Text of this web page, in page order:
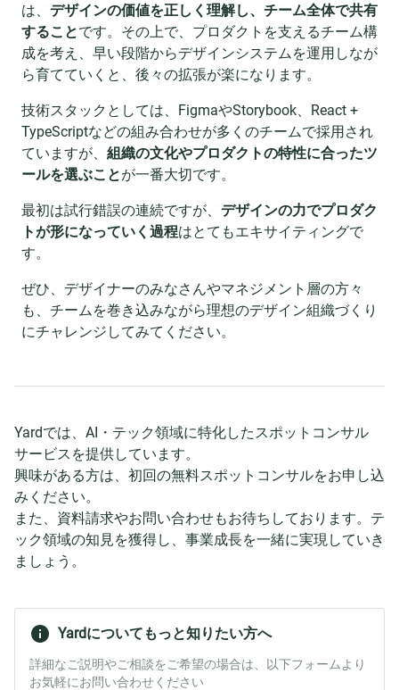
は、 デザインの価値を正しく理解し、チーム全体で共有
することです。その上で、プロダクトを支えるチーム構
成を考え、早い段階からデザインシステムを運用しなが
ら育てていくと、後々の拡張が楽になります。
技術スタックとしては、FigmaやStorybook、React +
TypeScriptなどの組み合わせが多くのチームで採用され
ていますが、 組織の文化やプロダクトの特性に合ったツ
ールを選ぶことが一番大切です。
最初は試行錯誤の連続ですが、 デザインの力でプロダク
トが形になっていく過程はとてもエキサイティングで
す。
ぜひ、デザイナーのみなさんやマネジメント層の方々
も、チームを巻き込みながら理想のデザイン組織づくり
にチャレンジしてみてください。
Yardでは、AI・テック領域に特化したスポットコンサル
サービスを提供しています。
興味がある方は、初回の無料スポットコンサルをお申し込
みください。
また、資料請求やお問い合わせもお待ちしております。テ
ック領域の知見を獲得し、事業成長を一緒に実現していき
ましょう。
Yardについてもっと知りたい方へ
詳細なご説明やご相談をご希望の場合は、以下フォームより
お気軽にお問い合わせください